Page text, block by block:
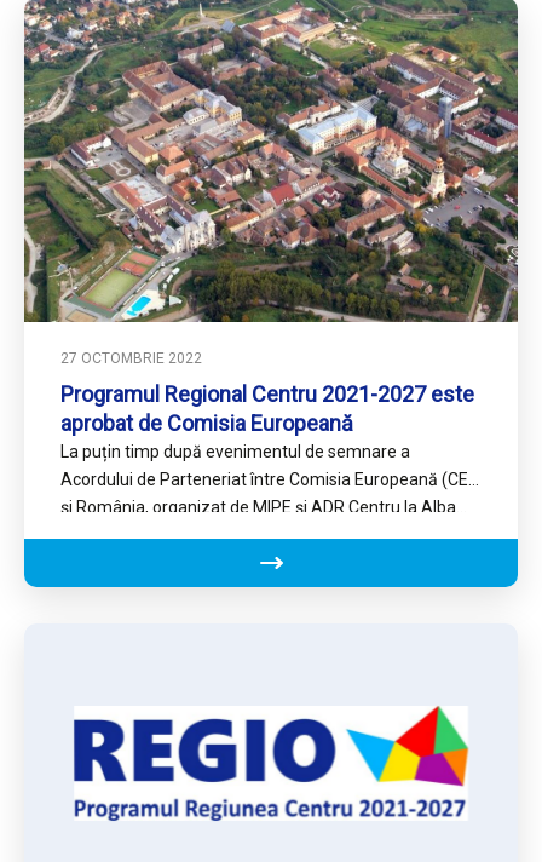
27 OCTOMBRIE 2022
Programul Regional Centru 2021-2027 este
aprobat de Comisia Europeană
La puțin timp după evenimentul de semnare a
Acordului de Parteneriat între Comisia Europeană (CE)
și România, organizat de MIPE și ADR Centru la Alba…